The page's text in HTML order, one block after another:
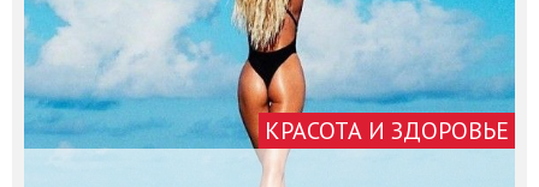
КРАСОТА И ЗДОРОВЬЕ